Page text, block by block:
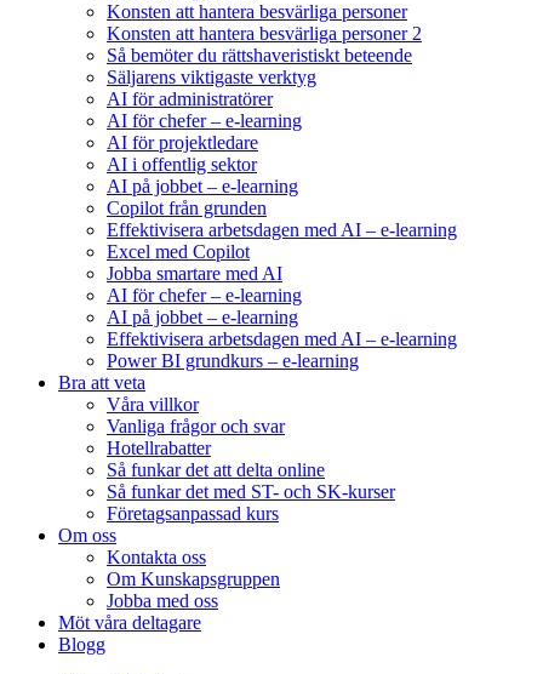
Konsten att hantera besvärliga personer
Konsten att hantera besvärliga personer 2
Så bemöter du rättshaveristiskt beteende
Säljarens viktigaste verktyg
AI för administratörer
AI för chefer – e-learning
AI för projektledare
AI i offentlig sektor
AI på jobbet – e-learning
Copilot från grunden
Effektivisera arbetsdagen med AI – e-learning
Excel med Copilot
Jobba smartare med AI
AI för chefer – e-learning
AI på jobbet – e-learning
Effektivisera arbetsdagen med AI – e-learning
Power BI grundkurs – e-learning
Bra att veta
Våra villkor
Vanliga frågor och svar
Hotellrabatter
Så funkar det att delta online
Så funkar det med ST- och SK-kurser
Företagsanpassad kurs
Om oss
Kontakta oss
Om Kunskapsgruppen
Jobba med oss
Möt våra deltagare
Blogg